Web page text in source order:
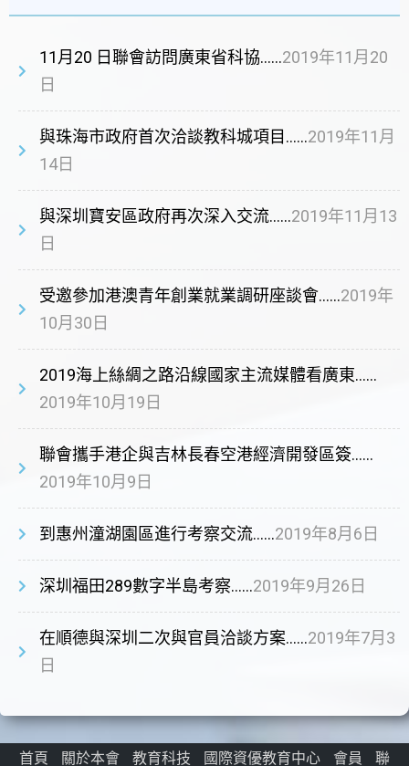
11月20 日聯會訪問廣東省科協……2019年11月20
日
與珠海市政府首次洽談教科城項目……2019年11月
14日
與深圳寶安區政府再次深入交流……2019年11月13
日
受邀參加港澳青年創業就業調研座談會……2019年
10月30日
2019海上絲綢之路沿線國家主流媒體看廣東……
2019年10月19日
聯會攜手港企與吉林長春空港經濟開發區簽……
2019年10月9日
到惠州潼湖園區進行考察交流……2019年8月6日
深圳福田289數字半島考察……2019年9月26日
在順德與深圳二次與官員洽談方案……2019年7月3
日
首頁 關於本會 教育科技 國際資優教育中心 會員 聯